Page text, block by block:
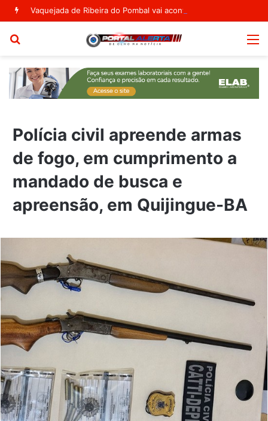
Polícia civil apreende armas
de fogo, em cumprimento a
mandado de busca e
apreensão, em Quijingue-BA